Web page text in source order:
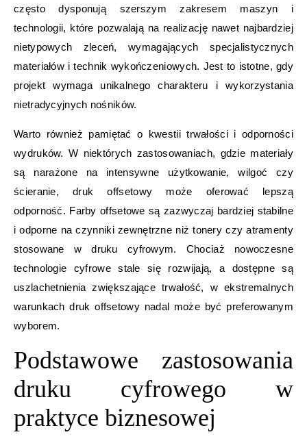
często dysponują szerszym zakresem maszyn i
technologii, które pozwalają na realizację nawet najbardziej
nietypowych zleceń, wymagających specjalistycznych
materiałów i technik wykończeniowych. Jest to istotne, gdy
projekt wymaga unikalnego charakteru i wykorzystania
nietradycyjnych nośników.
Warto również pamiętać o kwestii trwałości i odporności
wydruków. W niektórych zastosowaniach, gdzie materiały
są narażone na intensywne użytkowanie, wilgoć czy
ścieranie, druk offsetowy może oferować lepszą
odporność. Farby offsetowe są zazwyczaj bardziej stabilne
i odporne na czynniki zewnętrzne niż tonery czy atramenty
stosowane w druku cyfrowym. Chociaż nowoczesne
technologie cyfrowe stale się rozwijają, a dostępne są
uszlachetnienia zwiększające trwałość, w ekstremalnych
warunkach druk offsetowy nadal może być preferowanym
wyborem.
Podstawowe zastosowania
druku cyfrowego w
praktyce biznesowej